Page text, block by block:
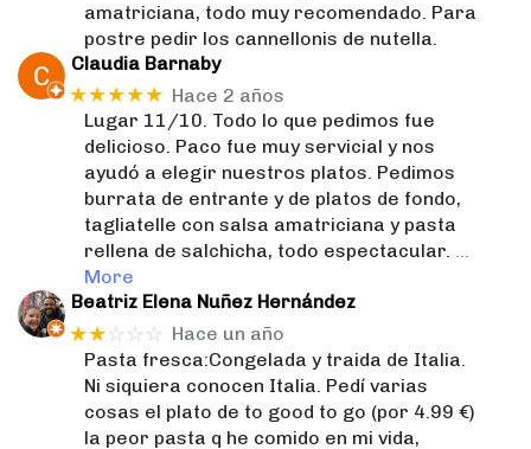
amatriciana, todo muy recomendado. Para
postre pedir los cannellonis de nutella.
Claudia Barnaby
★★★★★ Hace 2 años
Lugar 11/10. Todo lo que pedimos fue
delicioso. Paco fue muy servicial y nos
ayudó a elegir nuestros platos. Pedimos
burrata de entrante y de platos de fondo,
tagliatelle con salsa amatriciana y pasta
rellena de salchicha, todo espectacular. …
More
Beatriz Elena Nuñez Hernández
★★☆☆☆ Hace un año
Pasta fresca:Congelada y traida de Italia.
Ni siquiera conocen Italia. Pedí varias
cosas el plato de to good to go (por 4.99 €)
la peor pasta q he comido en mi vida,